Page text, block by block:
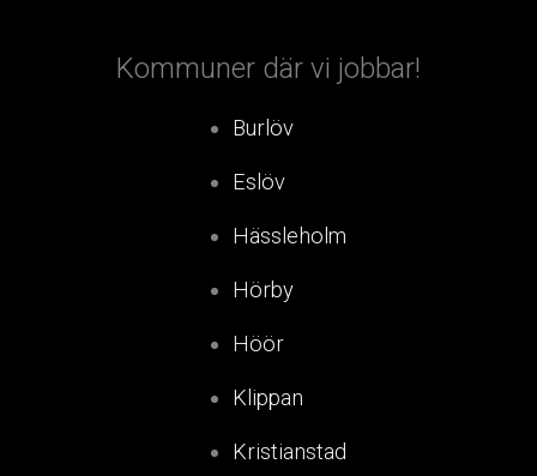
Kommuner där vi jobbar!
Burlöv
Eslöv
Hässleholm
Hörby
Höör
Klippan
Kristianstad